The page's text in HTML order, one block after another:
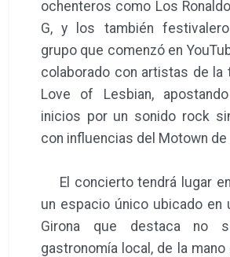
ochenteros como Los
G, y los también
grupo que comenzó en
colaborado con artistas de la
Love of Lesbian,
inicios por un sonido rock
con influencias del Motown
El concierto tendrá lugar en
un espacio único ubicado en
Girona que destaca no
gastronomía local, de la